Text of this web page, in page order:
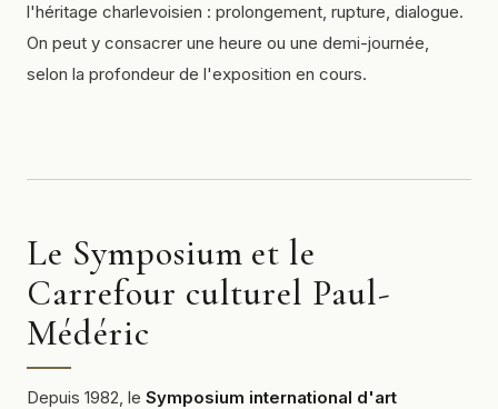
l'héritage charlevoisien : prolongement, rupture, dialogue.
On peut y consacrer une heure ou une demi-journée,
selon la profondeur de l'exposition en cours.
Le Symposium et le
Carrefour culturel Paul-
Médéric
Depuis 1982, le Symposium international d'art